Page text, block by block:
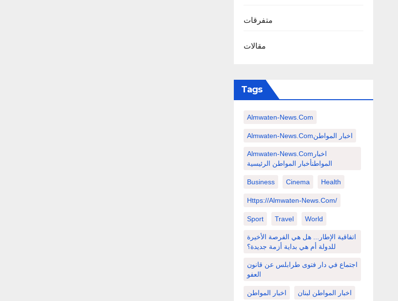
متفرقات
مقالات
Tags
Almwaten-News.com
Almwaten-News.comاخبار المواطن
Almwaten-News.comاخبار
المواطنأخبار المواطن الرئيسية
Business Cinema Health
Https://almwaten-News.com/
Sport Travel World
اتفاقية الإطار... هل هي الفرصة الأخيرة
للدولة أم هي بداية أزمة جديدة؟
اجتماع في دار فتوى طرابلس عن قانون
العفو
اخبار المواطن اخبار المواطن لبنان